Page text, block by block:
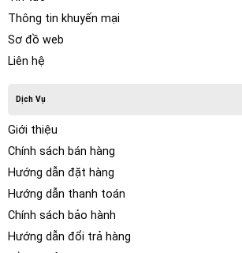
Thông tin khuyến mại
Sơ đồ web
Liên hệ
Dịch Vụ
Giới thiệu
Chính sách bán hàng
Hướng dẫn đặt hàng
Hướng dẫn thanh toán
Chính sách bảo hành
Hướng dẫn đổi trả hàng